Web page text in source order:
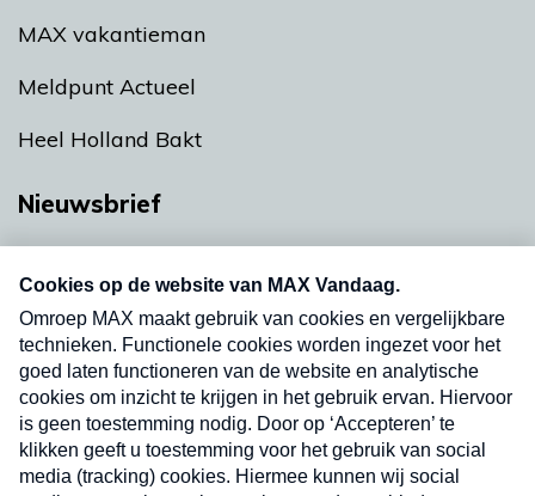
MAX vakantieman
Meldpunt Actueel
Heel Holland Bakt
Nieuwsbrief
nieuwsbrief. Elke vrijdag- en dinsdagochtend in
uw mailbox.
Verzend